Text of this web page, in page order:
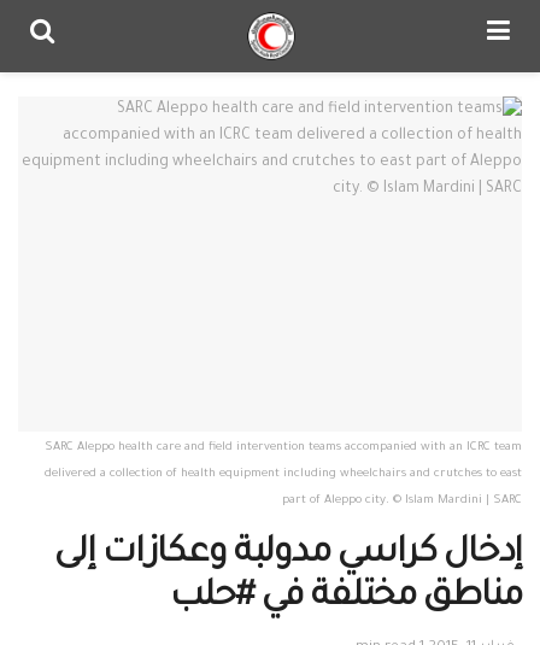
SARC Aleppo health care and field intervention teams accompanied with an ICRC team
delivered a collection of health equipment including wheelchairs and crutches to east
part of Aleppo city. © Islam Mardini | SARC
إدخال كراسي مدولبة وعكازات إلى
مناطق مختلفة في #حلب